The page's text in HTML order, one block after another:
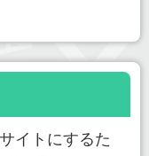
イトにするた